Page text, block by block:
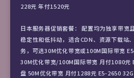
228元 年付1520元
日本服务器促销套餐： 配置均为独享带宽
稳定性和低抖动，适合CDN、资源下载站
务，可选30M优化带宽或100M国际带宽
30M优化带宽/100M国际带宽 月付1080元
盘 50M优化带宽 月付1288元 E5-2650